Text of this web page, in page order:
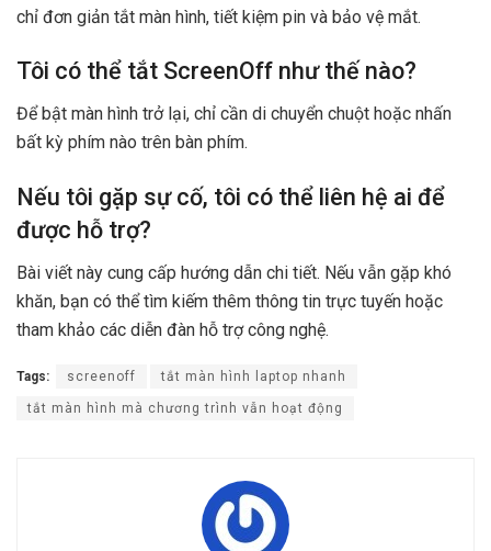
chỉ đơn giản tắt màn hình, tiết kiệm pin và bảo vệ mắt.
Tôi có thể tắt ScreenOff như thế nào?
Để bật màn hình trở lại, chỉ cần di chuyển chuột hoặc nhấn
bất kỳ phím nào trên bàn phím.
Nếu tôi gặp sự cố, tôi có thể liên hệ ai để
được hỗ trợ?
Bài viết này cung cấp hướng dẫn chi tiết. Nếu vẫn gặp khó
khăn, bạn có thể tìm kiếm thêm thông tin trực tuyến hoặc
tham khảo các diễn đàn hỗ trợ công nghệ.
Tags: screenoff tắt màn hình laptop nhanh
tắt màn hình mà chương trình vẫn hoạt động